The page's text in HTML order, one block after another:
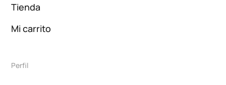
Tienda
Mi carrito
Perfil